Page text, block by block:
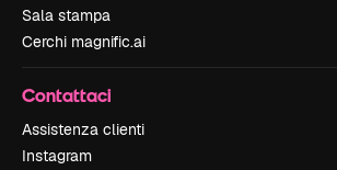
Sala stampa
Cerchi magnific.ai
Contattaci
Assistenza clienti
Instagram